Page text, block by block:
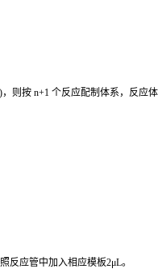
)，则按 n+1 个反应配制体系，反应
反应管中加入相应模板2μL。